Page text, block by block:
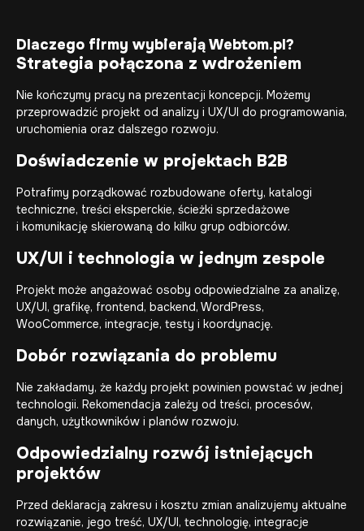
Dlaczego firmy wybierają Webtom.pl?
Strategia połączona z wdrożeniem
Nie kończymy pracy na prezentacji koncepcji. Możemy
przeprowadzić projekt od analizy i UX/UI do programowania,
uruchomienia oraz dalszego rozwoju.
Doświadczenie w projektach B2B
Potrafimy porządkować rozbudowane oferty, katalogi
techniczne, treści eksperckie, ścieżki sprzedażowe
i komunikację skierowaną do kilku grup odbiorców.
UX/UI i technologia w jednym zespole
Projekt może angażować osoby odpowiedzialne za analizę,
UX/UI, grafikę, frontend, backend, WordPress,
WooCommerce, integracje, testy i koordynację.
Dobór rozwiązania do problemu
Nie zakładamy, że każdy projekt powinien powstać w jednej
technologii. Rekomendacja zależy od treści, procesów,
danych, użytkowników i planów rozwoju.
Odpowiedzialny rozwój istniejących
projektów
Przed deklaracją zakresu i kosztu zmian analizujemy aktualne
rozwiązanie, jego treść, UX/UI, technologię, integracje